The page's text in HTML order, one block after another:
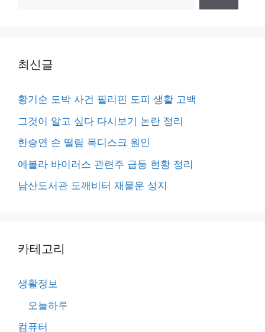
최신글
황기순 도박 사건 필리핀 도피 생활 고백
그것이 알고 싶다 다시보기 논란 정리
한승연 손 떨림 목디스크 원인
에볼라 바이러스 관련주 급등 현황 정리
남산도서관 도깨비터 재물운 성지
카테고리
생활정보
오늘하루
컴퓨터